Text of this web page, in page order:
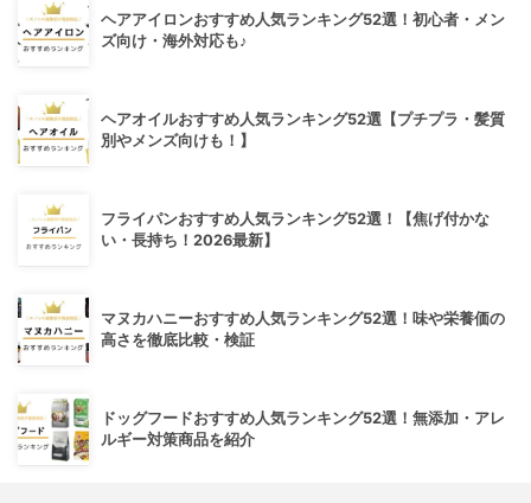
ヘアアイロンおすすめ人気ランキング52選！初心者・メン
ズ向け・海外対応も♪
ヘアオイルおすすめ人気ランキング52選【プチプラ・髪質
別やメンズ向けも！】
フライパンおすすめ人気ランキング52選！【焦げ付かな
い・長持ち！2026最新】
マヌカハニーおすすめ人気ランキング52選！味や栄養価の
高さを徹底比較・検証
ドッグフードおすすめ人気ランキング52選！無添加・アレ
ルギー対策商品を紹介